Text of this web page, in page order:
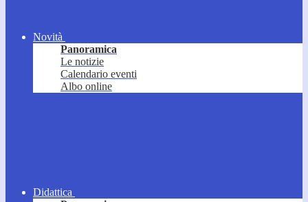
Novità
Panoramica
Le notizie
Calendario eventi
Albo online
Didattica